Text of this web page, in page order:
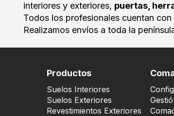
interiores y exteriores, puertas,
Todos los profesionales cuentan con
Realizamos envíos a toda la
Productos
Suelos Interiores
Suelos Exteriores
Revestimientos Exteriores